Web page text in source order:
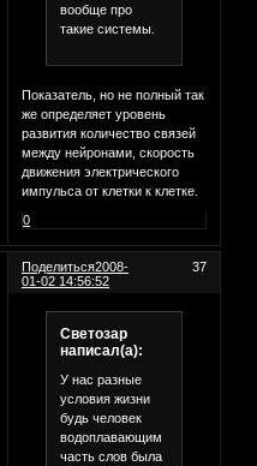
вообще про
такие системы.
Показатель, но не полный так
же определяет уровень
развития количество связей
между нейронами, скорость
движения электрического
импульса от клетки к клетке.
0
Поделиться 37
2008-
01-02 14:56:52
Светозар
написал(а):
У нас разные
условия жизни
будь человек
водоплавающим
часть слов была